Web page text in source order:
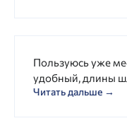
Пользуюсь уже
удобный, длины
Читать дальше →